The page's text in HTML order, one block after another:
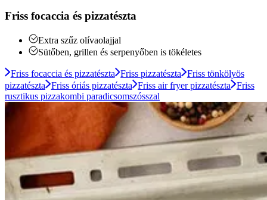
Friss focaccia és pizzatészta
Extra szűz olívaolajjal
Sütőben, grillen és serpenyőben is tökéletes
Friss focaccia és pizzatészta Friss pizzatészta Friss tönkölyös
pizzatészta
Friss óriás pizzatészta Friss air fryer pizzatészta Friss
rusztikus pizzakombi paradicsomszósszal